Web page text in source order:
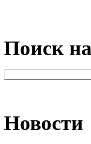
Поиск
Новости